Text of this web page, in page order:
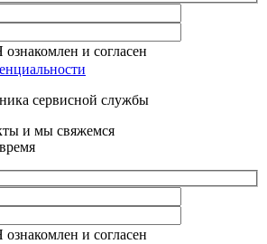
ознакомлен и согласен
сервисной службы
и мы свяжемся
ознакомлен и согласен